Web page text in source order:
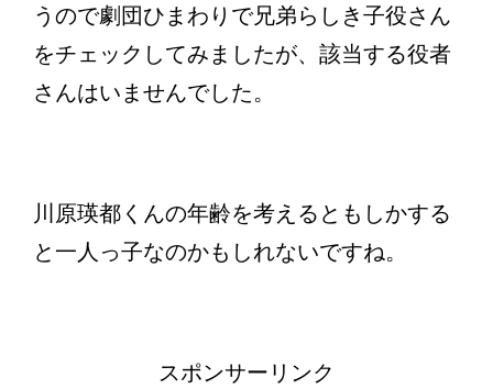
うので劇団ひまわりで兄弟らしき子役さん
をチェックしてみましたが、該当する役者
さんはいませんでした。
川原瑛都くんの年齢を考えるともしかする
と一人っ子なのかもしれないですね。
スポンサーリンク